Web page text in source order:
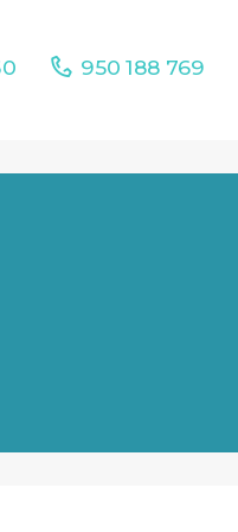
950 188 769